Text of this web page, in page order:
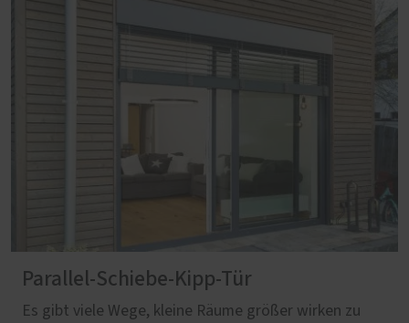
Parallel-Schiebe-Kipp-Tür
Es gibt viele Wege, kleine Räume größer wirken zu